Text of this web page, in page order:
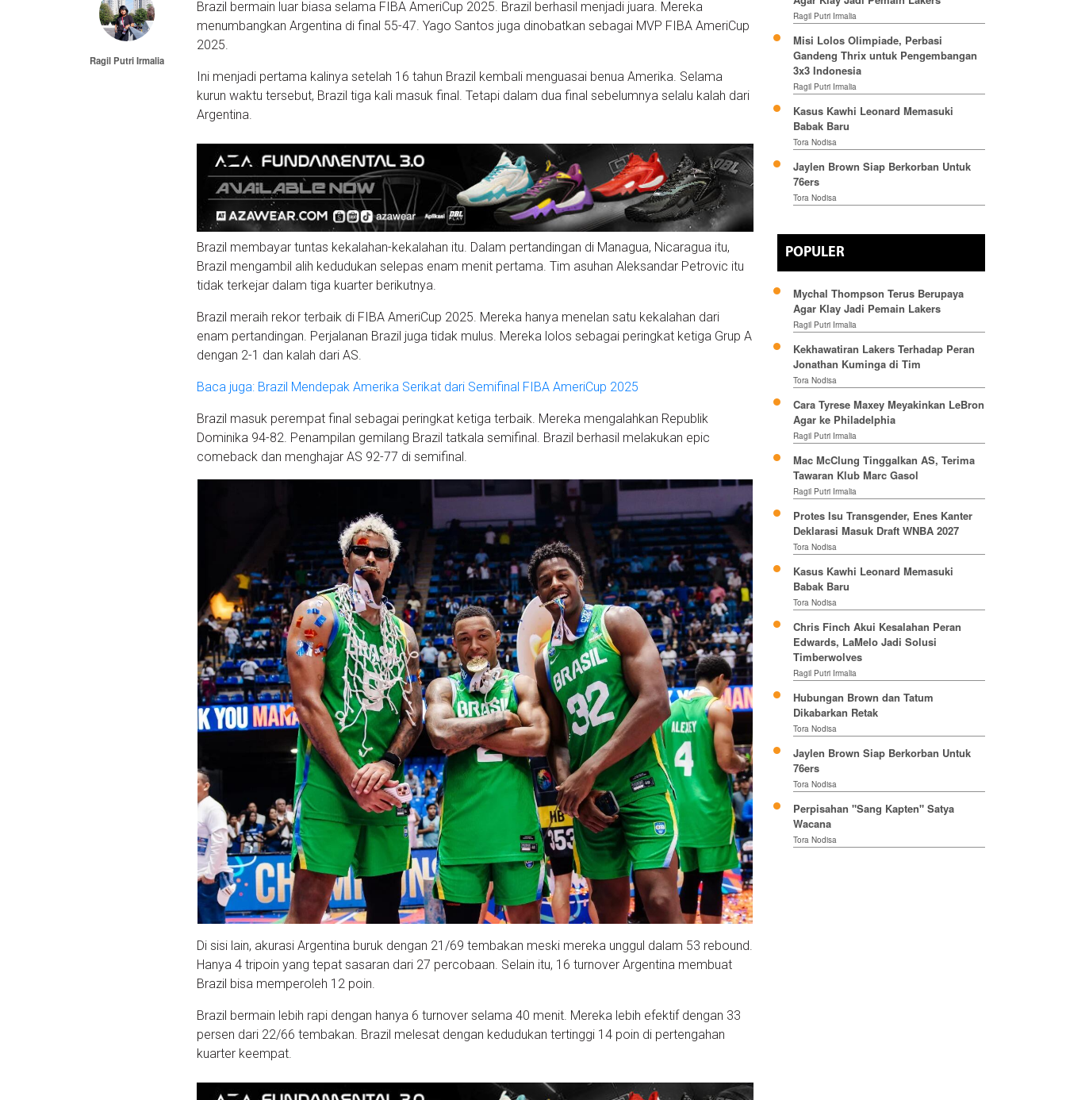
Ragil Putri Irmalia
Brazil bermain luar biasa selama FIBA AmeriCup 2025. Brazil berhasil menjadi juara. Mereka
menumbangkan Argentina di final 55-47. Yago Santos juga dinobatkan sebagai MVP FIBA AmeriCup
2025.
Ini menjadi pertama kalinya setelah 16 tahun Brazil kembali menguasai benua Amerika. Selama
kurun waktu tersebut, Brazil tiga kali masuk final. Tetapi dalam dua final sebelumnya selalu kalah dari
Argentina.
Brazil membayar tuntas kekalahan-kekalahan itu. Dalam pertandingan di Managua, Nicaragua itu,
Brazil mengambil alih kedudukan selepas enam menit pertama. Tim asuhan Aleksandar Petrovic itu
tidak terkejar dalam tiga kuarter berikutnya.
Brazil meraih rekor terbaik di FIBA AmeriCup 2025. Mereka hanya menelan satu kekalahan dari
enam pertandingan. Perjalanan Brazil juga tidak mulus. Mereka lolos sebagai peringkat ketiga Grup A
dengan 2-1 dan kalah dari AS.
Baca juga: Brazil Mendepak Amerika Serikat dari Semifinal FIBA AmeriCup 2025
Brazil masuk perempat final sebagai peringkat ketiga terbaik. Mereka mengalahkan Republik
Dominika 94-82. Penampilan gemilang Brazil tatkala semifinal. Brazil berhasil melakukan epic
comeback dan menghajar AS 92-77 di semifinal.
Di sisi lain, akurasi Argentina buruk dengan 21/69 tembakan meski mereka unggul dalam 53 rebound.
Hanya 4 tripoin yang tepat sasaran dari 27 percobaan. Selain itu, 16 turnover Argentina membuat
Brazil bisa memperoleh 12 poin.
Brazil bermain lebih rapi dengan hanya 6 turnover selama 40 menit. Mereka lebih efektif dengan 33
persen dari 22/66 tembakan. Brazil melesat dengan kedudukan tertinggi 14 poin di pertengahan
kuarter keempat.
Ragil Putri Irmalia
Misi Lolos Olimpiade, Perbasi
Gandeng Thrix untuk Pengembangan
3x3 Indonesia
Ragil Putri Irmalia
Kasus Kawhi Leonard Memasuki
Babak Baru
Tora Nodisa
Jaylen Brown Siap Berkorban Untuk
76ers
Tora Nodisa
POPULER
Mychal Thompson Terus Berupaya
Agar Klay Jadi Pemain Lakers
Ragil Putri Irmalia
Kekhawatiran Lakers Terhadap Peran
Jonathan Kuminga di Tim
Tora Nodisa
Cara Tyrese Maxey Meyakinkan LeBron
Agar ke Philadelphia
Ragil Putri Irmalia
Mac McClung Tinggalkan AS, Terima
Tawaran Klub Marc Gasol
Ragil Putri Irmalia
Protes Isu Transgender, Enes Kanter
Deklarasi Masuk Draft WNBA 2027
Tora Nodisa
Kasus Kawhi Leonard Memasuki
Babak Baru
Tora Nodisa
Chris Finch Akui Kesalahan Peran
Edwards, LaMelo Jadi Solusi
Timberwolves
Ragil Putri Irmalia
Hubungan Brown dan Tatum
Dikabarkan Retak
Tora Nodisa
Jaylen Brown Siap Berkorban Untuk
76ers
Tora Nodisa
Perpisahan "Sang Kapten" Satya
Wacana
Tora Nodisa